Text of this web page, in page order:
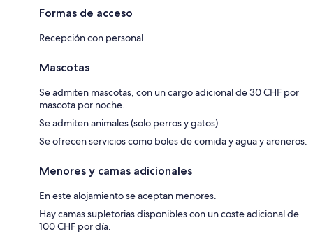
Formas de acceso
Recepción con personal
Mascotas
Se admiten mascotas, con un cargo adicional de 30 CHF por
mascota por noche.
Se admiten animales (solo perros y gatos).
Se ofrecen servicios como boles de comida y agua y areneros.
Menores y camas adicionales
En este alojamiento se aceptan menores.
Hay camas supletorias disponibles con un coste adicional de
100 CHF por día.